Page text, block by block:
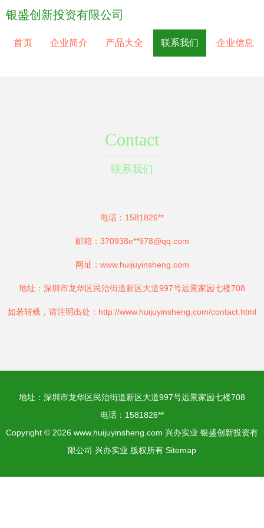
银盛创新投资有限公司
首页 企业简介 产品大全 联系我们 企业信息
Contact
联系我们
电话：1581826**
邮箱：370938e**978@qq.com
网址： www.huijuyinsheng.com
地址：深圳市龙华区民治街道新区大道997号远景家园七楼708
如若转载，请注明出处：http://www.huijuyinsheng.com/contact.html
地址：深圳市龙华区民治街道新区大道997号远景家园七楼708
电话：1581826**
Copyright © 2026 www.huijuyinsheng.com 兴办实业 银盛创新投资有
限公司 兴办实业 版权所有 Sitemap